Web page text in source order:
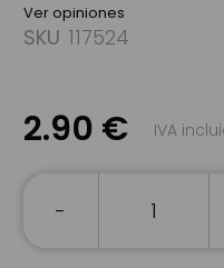
Ver opiniones
SKU 117524
2.90 € IVA
-